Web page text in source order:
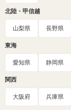
北陸・甲信越
山梨県 長野県
東海
愛知県 静岡県
関西
大阪府 兵庫県